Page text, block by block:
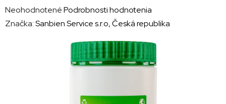
Priemerné
hodnotenie
NeohodnotenéPodrobnosti hodnotenia
Značka:Sanbien Service s.r.o, Česká republika